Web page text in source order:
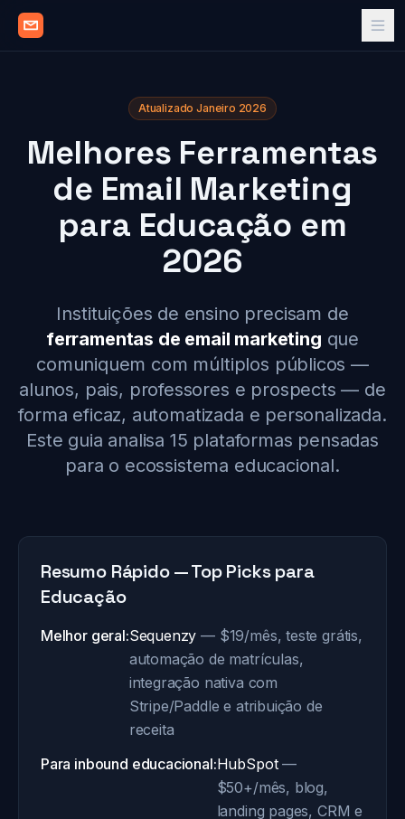
Atualizado Janeiro 2026
Melhores Ferramentas
de Email Marketing
para Educação em
2026
Instituições de ensino precisam de
ferramentas de email marketing que
comuniquem com múltiplos públicos —
alunos, pais, professores e prospects — de
forma eficaz, automatizada e personalizada.
Este guia analisa 15 plataformas pensadas
para o ecossistema educacional.
Resumo Rápido — Top Picks para
Educação
Melhor geral:Sequenzy — $19/mês, teste grátis,
automação de matrículas,
integração nativa com
Stripe/Paddle e atribuição de
receita
Para inbound educacional:HubSpot—
$50+/mês, blog,
landing pages, CRM e